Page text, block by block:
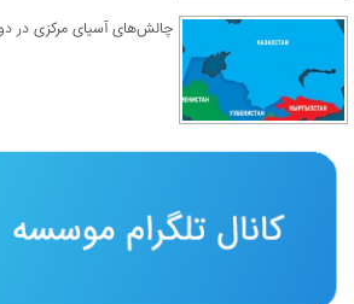
چالش‌های آسیای مرکزی در